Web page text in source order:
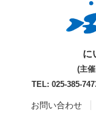
に
(主
TEL: 025-385-
お問い合わせ